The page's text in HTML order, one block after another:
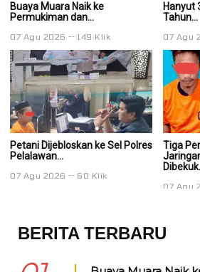
Buaya Muara Naik ke
Permukiman dan...
07 Agu 2026 149 Klik
Hanyut
Tahun...
07 Agu
Petani Dijebloskan ke Sel Polres
Pelalawan...
07 Agu 2026 60 Klik
Tiga
07 Agu
BERITA TERBARU